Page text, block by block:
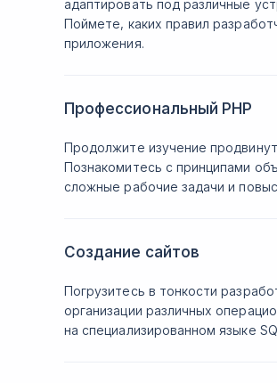
адаптировать под различные
Поймете, каких правил
приложения.
Профессиональный PHP
Продолжите изучение
Познакомитесь с принципами
сложные рабочие задачи и
Создание сайтов
Погрузитесь в тонкости
организации различных
на специализированном языке